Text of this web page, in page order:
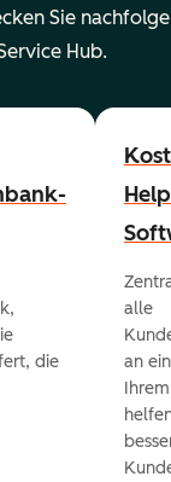
Sie
Hub.
die
alle
an